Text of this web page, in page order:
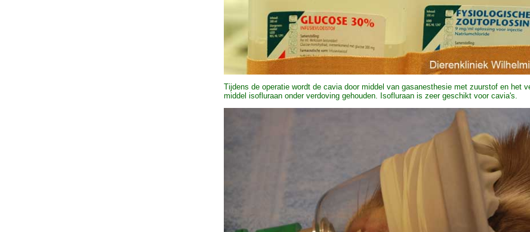
Tijdens de operatie wordt de cavia door middel van gasanesthesie met zuurstof en het
middel isofluraan onder verdoving gehouden. Isofluraan is zeer geschikt voor cavia's.